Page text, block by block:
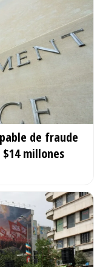
de fraude
millones